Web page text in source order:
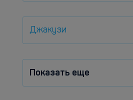
Джакузи
Показать еще